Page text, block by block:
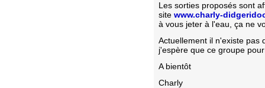
Les sorties proposés sont
site www.charly-
à vous jeter à l'eau, ça ne
Actuellement il n'existe pas
j'espère que ce groupe
A bientôt
Charly